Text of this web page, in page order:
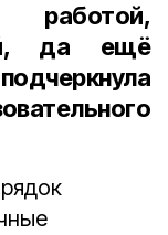
работой,
да ещё